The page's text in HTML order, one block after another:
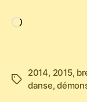
Étiquettes
2014, 2015,
danse,